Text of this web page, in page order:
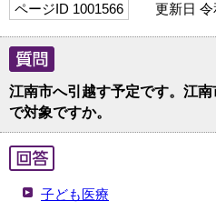
ページID 1001566 更新日 令
江南市へ引越す予定です。江
で対象ですか。
子ども医療